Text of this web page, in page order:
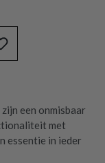
een onmisbaar
met
essentie in ieder